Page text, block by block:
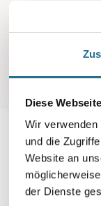
Diese
Wir
und die
Website an
der Dienste